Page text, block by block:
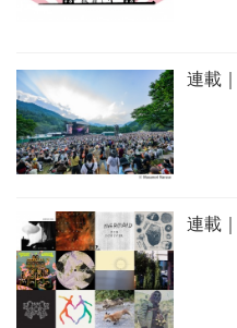
連載
連載